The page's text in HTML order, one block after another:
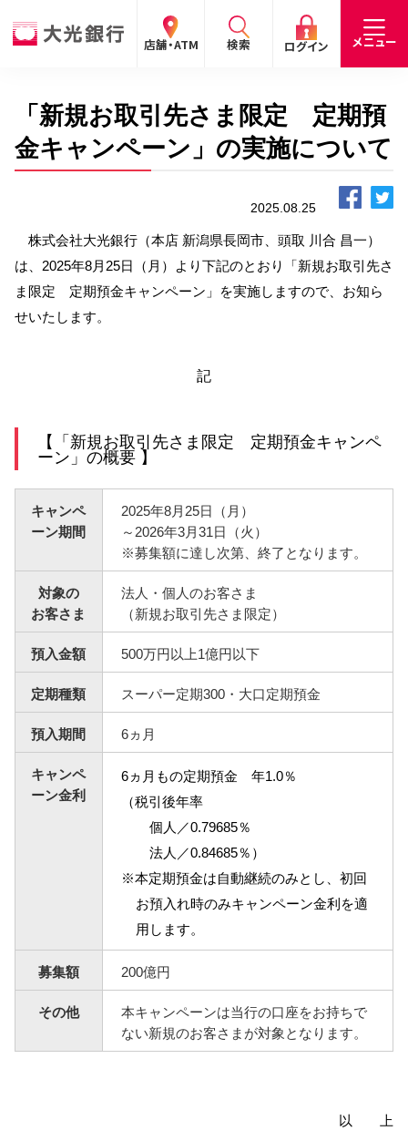
店舗・ATM 検索 ログイン メニュー
閉じる
手数料 預金金利 お問合わせ
お客さま
お客さま
企業・
IR情報
情報
閉じる
個人のお客さま
サービスのご案内 ログイン
デビット会員用 Web
（デビットカードをご利用のお客さま向け）
サービスのご案内 ログイン
たいこうNavi
（たいこうNaviをご利用のお客さま向け）
サービスのご案内 ログイン（※）
※たいこうNaviはウェルスナビ株式会社が提供するサービスです。
これより先のページは、ウェルスナビ株式会社が運営するサイトとなりま
法人のお客さま
たいこうオフィスe-バンキング
サービスのご案内
NBセンター
サービスのご案内
たいこうでんさいサービス
（電子債権をご利用のお客さま向け）
サービスのご案内
閉じる
「新規お取引先さま限定 定期預
金キャンペーン」の実施について
2025.08.25
株式会社大光銀行（本店 新潟県長岡市、頭取 川合 昌一）
は、2025年8月25日（月）より下記のとおり「新規お取引先さ
ま限定 定期預金キャンペーン」を実施しますので、お知ら
せいたします。
記
【「新規お取引先さま限定 定期預金キャンペ
ーン」の概要 】
キャンペ
ーン期間
2025年8月25日（月）
～2026年3月31日（火）
※募集額に達し次第、終了となります。
対象の
お客さま
法人・個人のお客さま
（新規お取引先さま限定）
預入金額 500万円以上1億円以下
定期種類 スーパー定期300・大口定期預金
預入期間 6ヵ月
キャンペ
ーン金利
6ヵ月もの定期預金 年1.0％
（税引後年率
個人／0.79685％
法人／0.84685％）
※本定期預金は自動継続のみとし、初回
お預入れ時のみキャンペーン金利を適
用します。
募集額 200億円
その他
本キャンペーンは当行の口座をお持ちで
ない新規のお客さまが対象となります。
以 上